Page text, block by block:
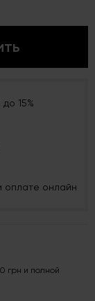
15%
оплате онлайн
грн и полной